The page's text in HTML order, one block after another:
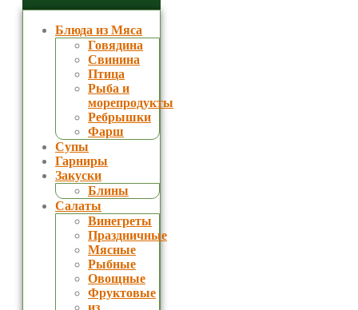
Блюда из Мяса
Говядина
Свинина
Птица
Рыба и
морепродукты
Ребрышки
Фарш
Супы
Гарниры
Закуски
Блины
Салаты
Винегреты
Праздничные
Мясные
Рыбные
Овощные
Фруктовые
из